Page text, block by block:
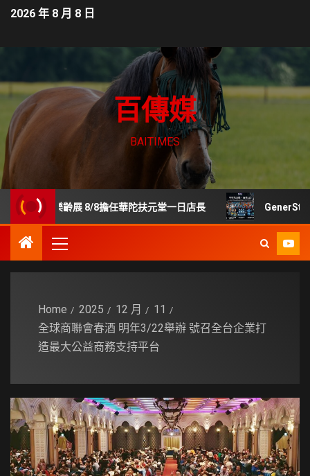
2026 年 8 月 8 日
百傳媒
BAITIMES
貿樂齡展 8/8擔任華陀扶元堂一日店長 GenerStand 擬推
Home 2025 12 月
11
全球商聯會春酒 明年3/22舉辦 號召全台企業打
造最大公益商務支持平台